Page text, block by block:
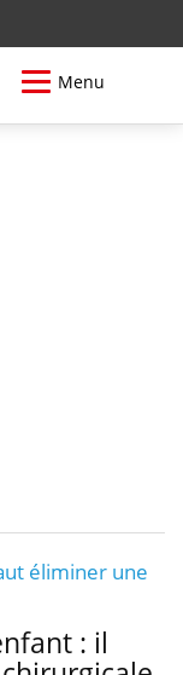
Menu
éliminer une
: il